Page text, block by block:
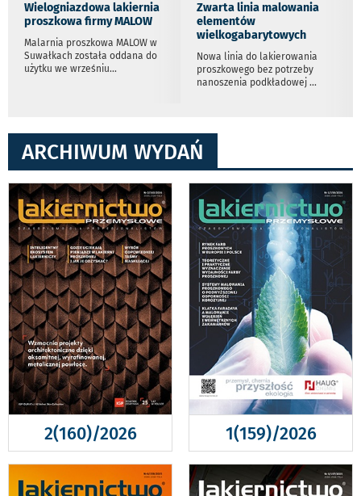
Wielogniazdowa lakiernia
proszkowa firmy MALOW
Malarnia proszkowa MALOW w
Suwałkach została oddana do
użytku we wrześniu...
Zwarta linia malowania
elementów
wielkogabarytowych
Nowa linia do lakierowania
proszkowego bez potrzeby
nanoszenia podkładowej ...
ARCHIWUM WYDAŃ
2(160)/2026 1(159)/2026